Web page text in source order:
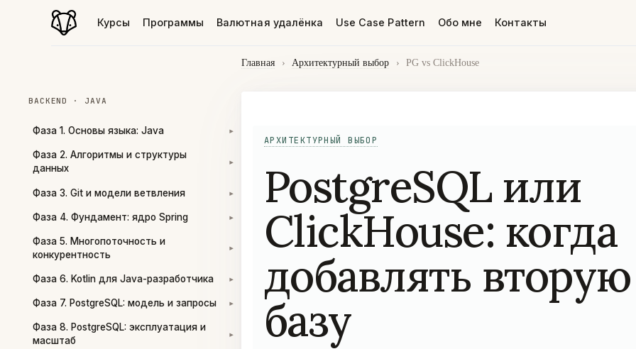
Курсы Программы Валютная удалёнка Use Case Pattern Обо мне Контакты
BACKEND · JAVA
Фаза 1. Основы языка: Java ▾
Фаза 2. Алгоритмы и структуры
данных
▾
Фаза 3. Git и модели ветвления ▾
Фаза 4. Фундамент: ядро Spring ▾
Фаза 5. Многопоточность и
конкурентность
▾
Фаза 6. Kotlin для Java-разработчика ▾
Фаза 7. PostgreSQL: модель и запросы ▾
Фаза 8. PostgreSQL: эксплуатация и
масштаб
▾
Главная › Архитектурный выбор › PG vs ClickHouse
АРХИТЕКТУРНЫЙ ВЫБОР
PostgreSQL или
ClickHouse: когда
добавлять вторую
базу